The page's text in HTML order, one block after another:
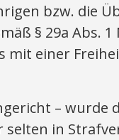
bzw. die
§ 29a Abs. 1
mit einer
– wurde
in